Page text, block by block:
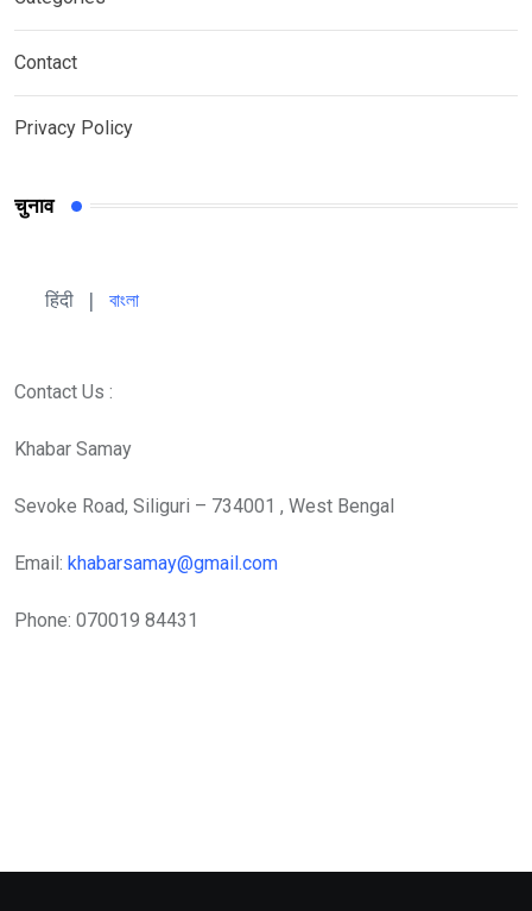
Contact
Privacy Policy
चुनाव
हिंदी বাংলা
Contact Us :
Khabar Samay
Sevoke Road, Siliguri – 734001 , West Bengal
Email: khabarsamay@gmail.com
Phone: 070019 84431